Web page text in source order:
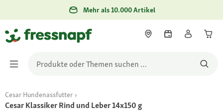
Mehr als 10.000 Artikel
Cesar Hundenassfutter
Cesar Klassiker Rind und Leber 14x150 g